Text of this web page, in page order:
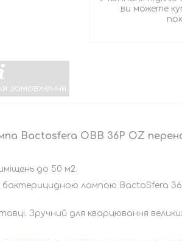
ви можете
замовлення
Bactosfera ОBB 36P OZ
до 50 м2.
лампою BactoSfera
Зручний для кварцювання